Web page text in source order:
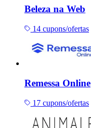
Beleza na Web
14 cupons/ofertas
Remessa Online
17 cupons/ofertas